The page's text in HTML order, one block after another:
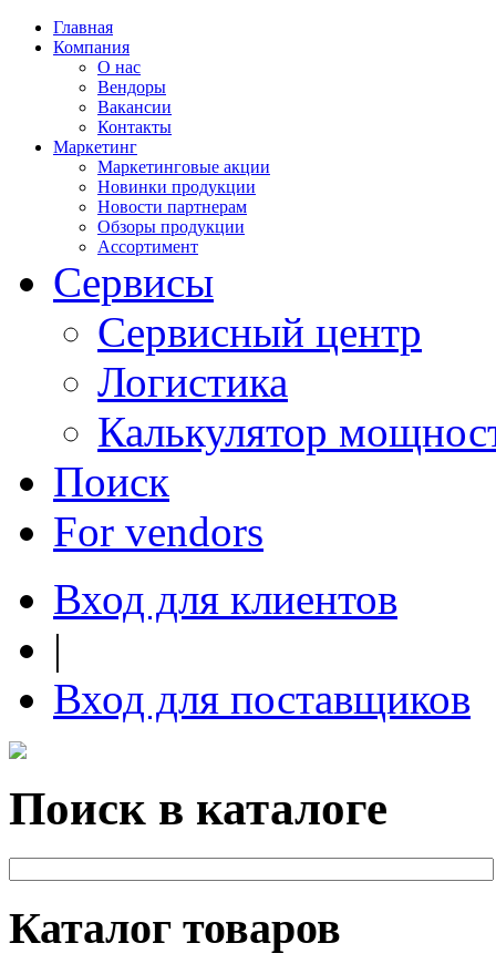
Главная
Компания
О нас
Вендоры
Вакансии
Контакты
Маркетинг
Маркетинговые акции
Новинки продукции
Новости партнерам
Обзоры продукции
Ассортимент
Сервисы
Сервисный центр
Логистика
Калькулятор
Поиск
For vendors
Вход для клиентов
|
Вход для поставщиков
Поиск в каталоге
Каталог товаров